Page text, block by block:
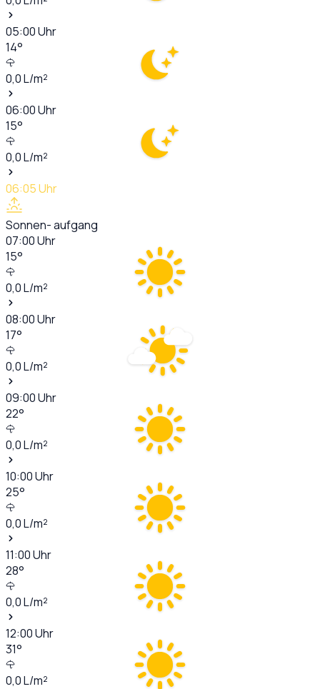
05:00Uhr
14°
0,0L/m²
06:00Uhr
15°
0,0L/m²
06:05Uhr
Sonnen- aufgang
07:00Uhr
15°
0,0L/m²
08:00Uhr
17°
0,0L/m²
09:00Uhr
22°
0,0L/m²
10:00Uhr
25°
0,0L/m²
11:00Uhr
28°
0,0L/m²
12:00Uhr
31°
0,0L/m²